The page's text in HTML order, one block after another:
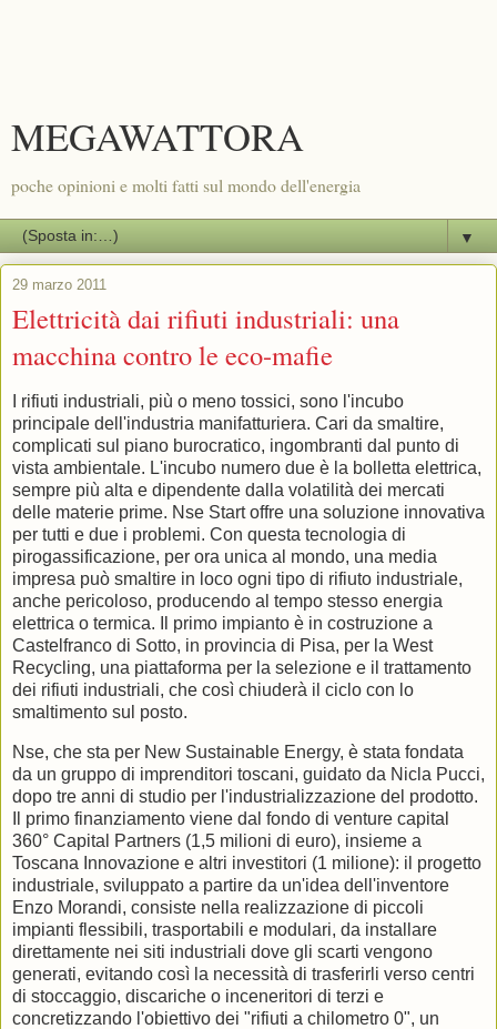
MEGAWATTORA
poche opinioni e molti fatti sul mondo dell'energia
▼
29 marzo 2011
Elettricità dai rifiuti industriali: una
macchina contro le eco-mafie
I rifiuti industriali, più o meno tossici, sono l'incubo
principale dell'industria manifatturiera. Cari da smaltire,
complicati sul piano burocratico, ingombranti dal punto di
vista ambientale. L'incubo numero due è la bolletta elettrica,
sempre più alta e dipendente dalla volatilità dei mercati
delle materie prime. Nse Start offre una soluzione innovativa
per tutti e due i problemi. Con questa tecnologia di
pirogassificazione, per ora unica al mondo, una media
impresa può smaltire in loco ogni tipo di rifiuto industriale,
anche pericoloso, producendo al tempo stesso energia
elettrica o termica. Il primo impianto è in costruzione a
Castelfranco di Sotto, in provincia di Pisa, per la West
Recycling, una piattaforma per la selezione e il trattamento
dei rifiuti industriali, che così chiuderà il ciclo con lo
smaltimento sul posto.
Nse, che sta per New Sustainable Energy, è stata fondata
da un gruppo di imprenditori toscani, guidato da Nicla Pucci,
dopo tre anni di studio per l'industrializzazione del prodotto.
Il primo finanziamento viene dal fondo di venture capital
360° Capital Partners (1,5 milioni di euro), insieme a
Toscana Innovazione e altri investitori (1 milione): il progetto
industriale, sviluppato a partire da un'idea dell'inventore
Enzo Morandi, consiste nella realizzazione di piccoli
impianti flessibili, trasportabili e modulari, da installare
direttamente nei siti industriali dove gli scarti vengono
generati, evitando così la necessità di trasferirli verso centri
di stoccaggio, discariche o inceneritori di terzi e
concretizzando l'obiettivo dei "rifiuti a chilometro 0", un